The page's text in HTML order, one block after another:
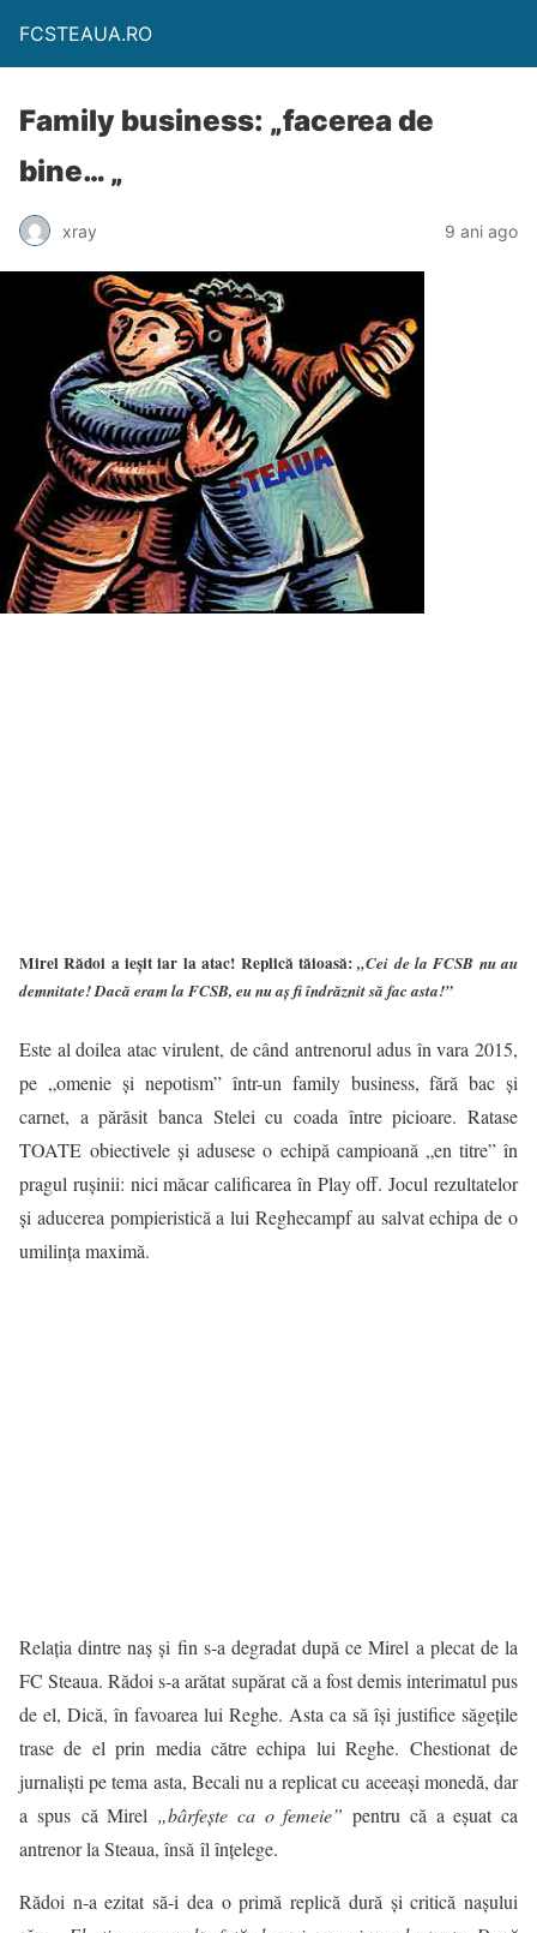
FCSTEAUA.RO
Family business: „facerea de
bine… „
xray 9 ani ago
Mirel Rădoi a ieșit iar la atac! Replică tăioasă:„Cei de la FCSB nu au
demnitate! Dacă eram la FCSB, eu nu aș fi îndrăznit să fac asta!”
Este al doilea atac virulent, de când antrenorul adus în vara 2015,
pe „omenie și nepotism” într-un family business, fără bac și
carnet, a părăsit banca Stelei cu coada între picioare. Ratase
TOATE obiectivele și adusese o echipă campioană „en titre” în
pragul rușinii: nici măcar calificarea în Play off. Jocul rezultatelor
și aducerea pompieristică a lui Reghecampf au salvat echipa de o
umilința maximă.
Relaţia dintre naș și fin s-a degradat după ce Mirel a plecat de la
FC Steaua. Rădoi s-a arătat supărat că a fost demis interimatul pus
de el, Dică, în favoarea lui Reghe. Asta ca să își justifice săgețile
trase de el prin media către echipa lui Reghe. Chestionat de
jurnaliști pe tema asta, Becali nu a replicat cu aceeași monedă, dar
a spus că Mirel „bârfeşte ca o femeie” pentru că a eșuat ca
antrenor la Steaua, însă îl înțelege.
Rădoi n-a ezitat să-i dea o primă replică dură şi critică naşului